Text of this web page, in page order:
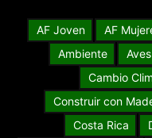
AF Joven AF
Ambiente
Cambio
Construir con
Costa Rica